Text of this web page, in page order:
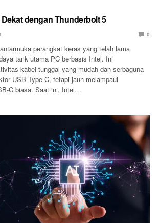
dengan Thunderbolt 5
0
perangkat keras yang telah lama
tarik utama PC berbasis Intel. Ini
kabel tunggal yang mudah dan serbaguna
USB Type-C, tetapi jauh melampaui
C biasa. Saat ini, Intel…